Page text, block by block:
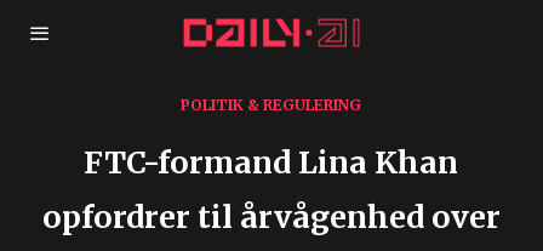
POLITIK & REGULERING
FTC-formand Lina Khan
opfordrer til årvågenhed over